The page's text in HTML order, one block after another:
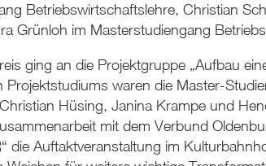
Betriebswirtschaftslehre, Christian
Grünloh im Masterstudiengang
ging an die Projektgruppe „Aufbau
Projektstudiums waren die Master-
Hüsing, Janina Krampe und
mit dem Verbund
die Auftaktveranstaltung im